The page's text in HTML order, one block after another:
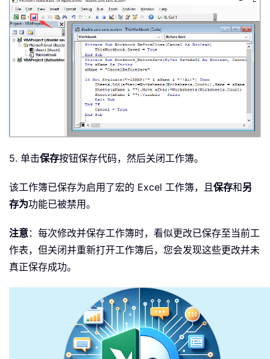
5. 单击保存按钮保存代码，然后关闭工作簿。
该工作簿已保存为启用了宏的 Excel 工作簿，且保存和另
存为功能已被禁用。
注意：每次修改并保存工作簿时，看似更改已保存至当前工
作表，但关闭并重新打开工作簿后，您会发现这些更改并未
真正保存成功。